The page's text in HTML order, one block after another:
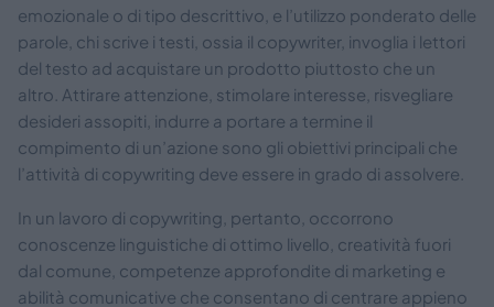
emozionale o di tipo descrittivo, e l’utilizzo ponderato delle
parole, chi scrive i testi, ossia il copywriter, invoglia i lettori
del testo ad acquistare un prodotto piuttosto che un
altro. Attirare attenzione, stimolare interesse, risvegliare
desideri assopiti, indurre a portare a termine il
compimento di un’azione sono gli obiettivi principali che
l’attività di copywriting deve essere in grado di assolvere.
In un lavoro di copywriting, pertanto, occorrono
conoscenze linguistiche di ottimo livello, creatività fuori
dal comune, competenze approfondite di marketing e
abilità comunicative che consentano di centrare appieno